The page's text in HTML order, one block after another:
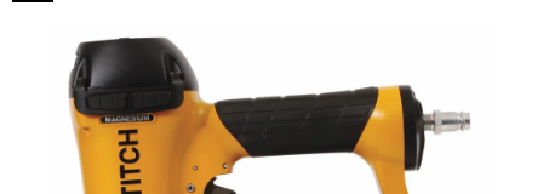
produktu
je
0,0
5
hvězdiček.